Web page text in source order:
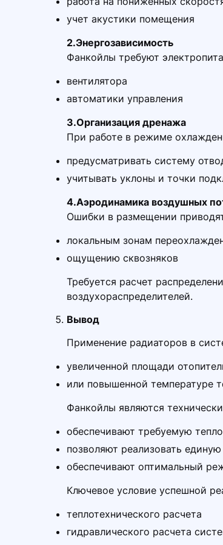
учет акустики помещения
2.Энергозависимость
Фанкойлы требуют
вентилятора
автоматики управления
3.Организация дренажа
При работе в режиме
предусматривать систему
учитывать уклоны и точки
4.Аэродинамика воздушных
Ошибки в размещении
локальным зонам
ощущению сквозняков
Требуется расчет
воздухораспределителей.
Вывод
Применение радиаторов в
увеличенной площади
или повышенной температуре
Фанкойлы являются
обеспечивают требуемую
позволяют реализовать
обеспечивают оптимальный
Ключевое условие успешной
теплотехнического расчета
гидравлического расчета